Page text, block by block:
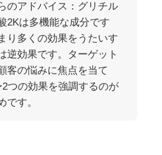
のアドバイス：グリチル
2Kは多機能な成分です
り多くの効果をうたいす
逆効果です。ターゲット
客の悩みに焦点を当て
2つの効果を強調するのが
です。